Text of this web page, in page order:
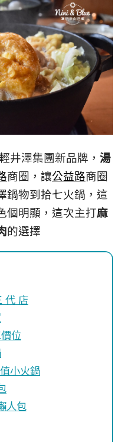
井澤集團新品牌， 湯
商圈，讓公益路商圈
鍋物到拾七火鍋，這
個明顯，這次主打麻
的選擇
代 店
位
小火鍋
人包